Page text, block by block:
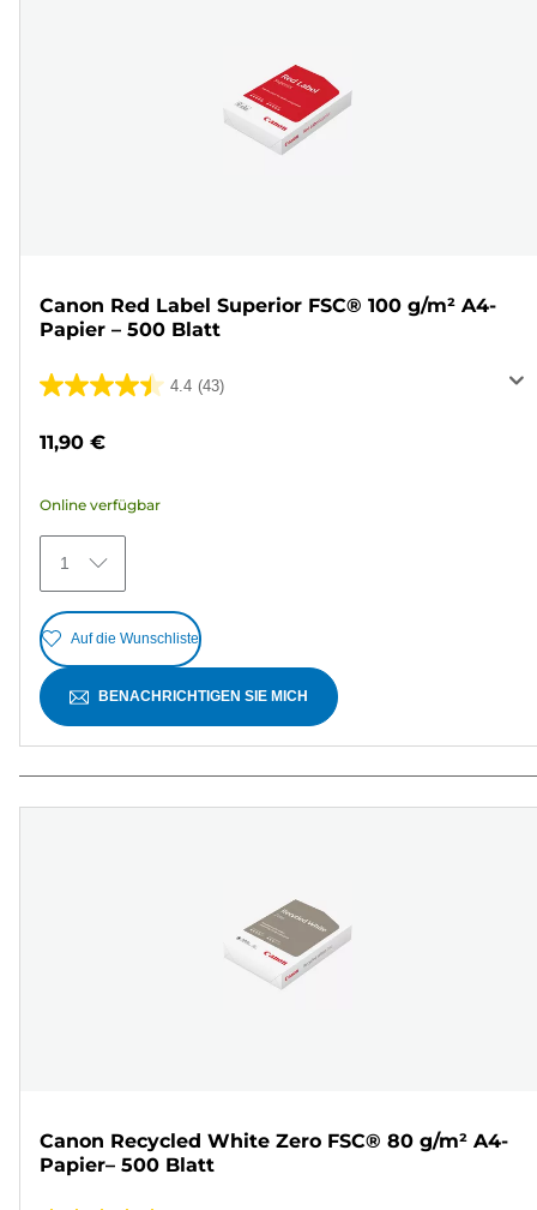
Canon Red Label Superior FSC® 100 g/m² A4-
Papier – 500 Blatt
4.4 (43)
4.4
5
43
Bewertungen
11,90 €
Online verfügbar
1
Auf die Wunschliste
BENACHRICHTIGEN SIE MICH
Canon Recycled White Zero FSC® 80 g/m² A4-
Papier– 500 Blatt